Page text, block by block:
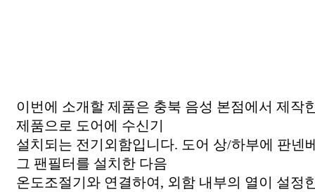
이번에 소개할 제품은 충북 음성 본점에서 제작
제품으로 도어에 수신기
설치되는 전기외함입니다. 도어 상/하부에 판넨
그 팬필터를 설치한 다음
온도조절기와 연결하여, 외함 내부의 열이 설정